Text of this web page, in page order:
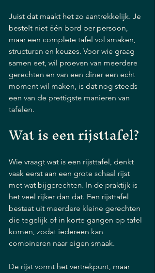
Juist dat maakt het zo aantrekkelijk. Je
bestelt niet één bord per persoon,
maar een complete tafel vol smaken,
structuren en keuzes. Voor wie graag
samen eet, wil proeven van meerdere
gerechten en van een diner een echt
moment wil maken, is dat nog steeds
een van de prettigste manieren van
tafelen.
Wat is een rijsttafel?
Wie vraagt wat is een rijsttafel, denkt
vaak eerst aan een grote schaal rijst
met wat bijgerechten. In de praktijk is
het veel rijker dan dat. Een rijsttafel
bestaat uit meerdere kleine gerechten
die tegelijk of in korte gangen op tafel
komen, zodat iedereen kan
combineren naar eigen smaak.
De rijst vormt het vertrekpunt, maar